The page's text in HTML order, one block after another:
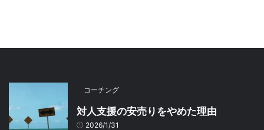
コーチング
対人支援の安売りをやめた理由
2026/1/31